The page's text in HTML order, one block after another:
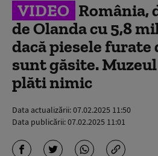
VIDEO România,
de Olanda cu 5,8
dacă piesele
sunt găsite.
plăti nimic
Data actualizării:07.02.2025 11:50
Data publicării:07.02.2025 11:01